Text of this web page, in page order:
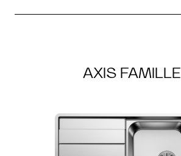
AXIS FAMILLE